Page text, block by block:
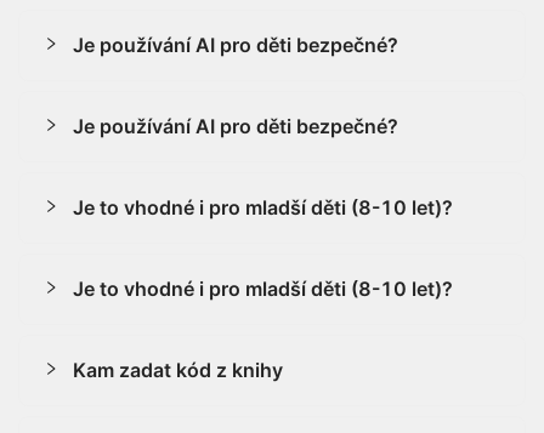
Je používání AI pro děti bezpečné?
Je používání AI pro děti bezpečné?
Je to vhodné i pro mladší děti (8-10 let)?
Je to vhodné i pro mladší děti (8-10 let)?
Kam zadat kód z knihy